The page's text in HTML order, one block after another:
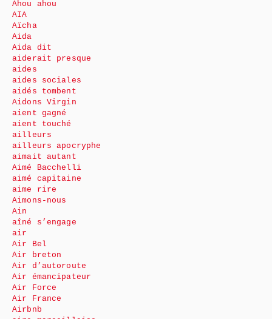
Ahou ahou
AIA
Aïcha
Aida
Aida dit
aiderait presque
aides
aides sociales
aidés tombent
Aidons Virgin
aient gagné
aient touché
ailleurs
ailleurs apocryphe
aimait autant
Aimé Bacchelli
aimé capitaine
aime rire
Aimons-nous
Ain
aîné s’engage
air
Air Bel
Air breton
Air d’autoroute
Air émancipateur
Air Force
Air France
Airbnb